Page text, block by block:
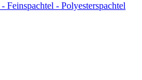
Feinspachtel - Polyesterspachtel